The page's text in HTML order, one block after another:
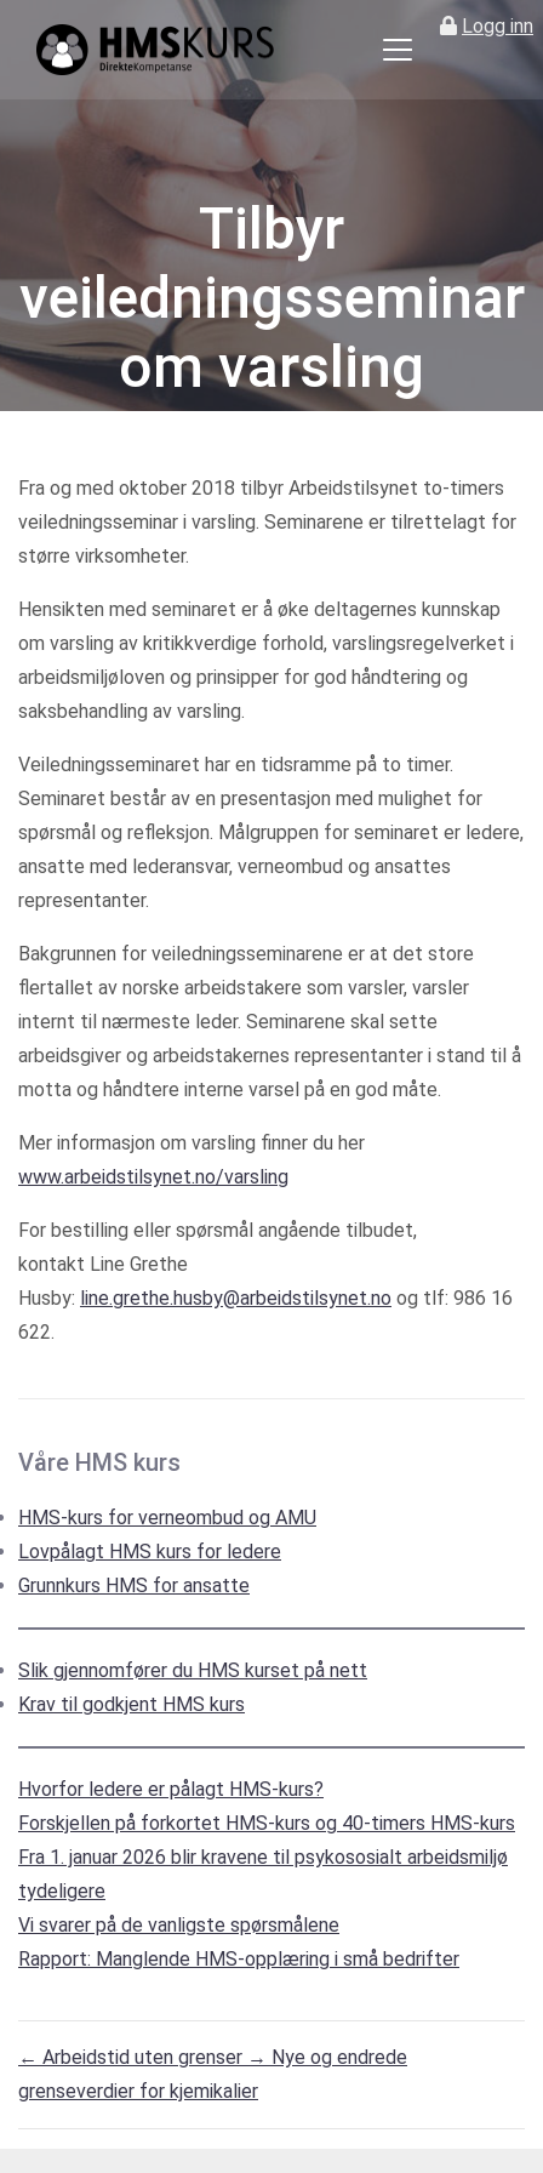
Logg inn
for
ledere
og
verneombud
Tilbyr
veiledningsseminar
om varsling
Fra og med oktober 2018 tilbyr Arbeidstilsynet to-timers
veiledningsseminar i varsling. Seminarene er tilrettelagt for
større virksomheter.
Hensikten med seminaret er å øke deltagernes kunnskap
om varsling av kritikkverdige forhold, varslingsregelverket i
arbeidsmiljøloven og prinsipper for god håndtering og
saksbehandling av varsling.
Veiledningsseminaret har en tidsramme på to timer.
Seminaret består av en presentasjon med mulighet for
spørsmål og refleksjon. Målgruppen for seminaret er ledere,
ansatte med lederansvar, verneombud og ansattes
representanter.
Bakgrunnen for veiledningsseminarene er at det store
flertallet av norske arbeidstakere som varsler, varsler
internt til nærmeste leder. Seminarene skal sette
arbeidsgiver og arbeidstakernes representanter i stand til å
motta og håndtere interne varsel på en god måte.
Mer informasjon om varsling finner du her
www.arbeidstilsynet.no/varsling
For bestilling eller spørsmål angående tilbudet,
kontakt Line Grethe
Husby: line.grethe.husby@arbeidstilsynet.no og tlf: 986 16
622.
Våre HMS kurs
HMS-kurs for verneombud og AMU
Lovpålagt HMS kurs for ledere
Grunnkurs HMS for ansatte
Slik gjennomfører du HMS kurset på nett
Krav til godkjent HMS kurs
Hvorfor ledere er pålagt HMS-kurs?
Forskjellen på forkortet HMS-kurs og 40-timers HMS-kurs
Fra 1. januar 2026 blir kravene til psykososialt arbeidsmiljø
tydeligere
Vi svarer på de vanligste spørsmålene
Rapport: Manglende HMS-opplæring i små bedrifter
← Arbeidstid uten grenser → Nye og endrede
grenseverdier for kjemikalier